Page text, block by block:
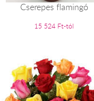
Cserepes flamingó
15 524 Ft-tól